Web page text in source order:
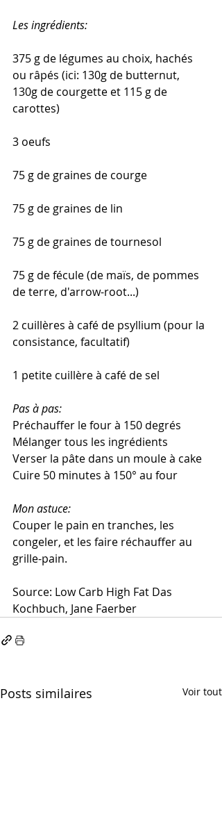
Les ingrédients:
375 g de légumes au choix, hachés
ou râpés (ici: 130g de butternut,
130g de courgette et 115 g de
carottes)
3 oeufs
75 g de graines de courge
75 g de graines de lin
75 g de graines de tournesol
75 g de fécule (de maïs, de pommes
de terre, d'arrow-root...)
2 cuillères à café de psyllium (pour la
consistance, facultatif)
1 petite cuillère à café de sel
Pas à pas:
Préchauffer le four à 150 degrés
Mélanger tous les ingrédients
Verser la pâte dans un moule à cake
Cuire 50 minutes à 150° au four
Mon astuce:
Couper le pain en tranches, les
congeler, et les faire réchauffer au
grille-pain.
Source: Low Carb High Fat Das
Kochbuch, Jane Faerber
Posts similaires Voir tout